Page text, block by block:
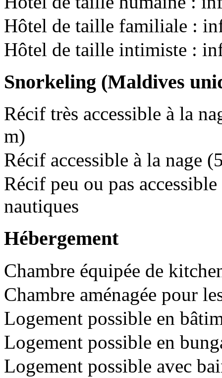
Hôtel de taille familiale :
Hôtel de taille intimiste :
Snorkeling (Maldives
Récif très accessible à la
m)
Récif accessible à la nage
Récif peu ou pas
nautiques
Hébergement
Chambre équipée de
Chambre aménagée pour
Logement possible en
Logement possible en
Logement possible avec